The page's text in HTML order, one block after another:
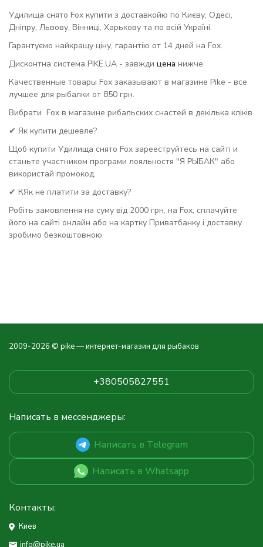
Удилища снято Fox купити з доставкойю по Києву, Одесі,
Дніпру, Львову, Вінниці, Харькову та по всій Україні.
Гарантуємо найкращу ціну, гарантію от 14 дней на Fox.
Дисконтна система PIKE.UA - завжди цена нижче.
Качественные товары Fox заказывают в магазине Pike - все
лучшее для рыбалки от 850 грн.
Вибрати Fox в магазине рибальских снастей в декілька кліків
✔ Як купити дешевле?
Щоб купити Удилища снято Fox зарееструйтесь на сайті и
станьте участником програми лояльностя "Я РЫБАК" або
використай промокод.
✔ КЯк не платити за доставку?
Робіть замовлення на суму від 2000 грн, на Fox, сплачуйте
його на сайті онлайн або на картку Приватбанку і доставку
зробимо безкоштовною
2009-2026 © pike — интернет-магазин для рыбаков
+380505827551
Написать в мессенджеры:
Написать в Telegram
Написать в Whatsapp
Контакты:
Киев
info@pike.ua